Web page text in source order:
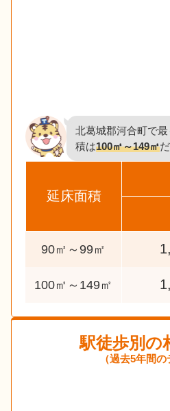
北葛城郡河合町で
積は100㎡～149㎡
延床面積
90㎡～99㎡
100㎡～149㎡
駅徒歩別の
（過去5年間の